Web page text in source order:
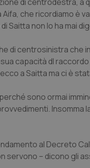
che ricordiamo è
Saitta non lo ha mai
centrosinistra che
capacità dl
a Saitta ma ci è
sono ormai
Insomma
al Decreto
– dicono gli